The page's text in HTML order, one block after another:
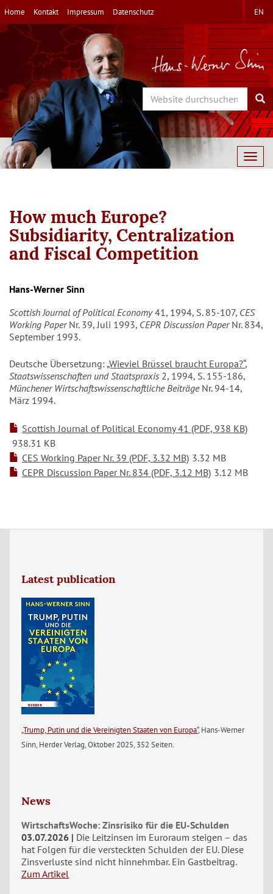
Direkt
zum
Inhalt
Home Kontakt Impressum Datenschutz EN
Search
How much Europe?
Subsidiarity, Centralization
and Fiscal Competition
Hans-Werner Sinn
Scottish Journal of Political Economy41, 1994, S. 85-107, CES
Working Paper Nr. 39, Juli 1993, CEPR Discussion PaperNr. 834,
September 1993.
Deutsche Übersetzung:„Wieviel Brüssel braucht Europa?“,
Staatswissenschaften und Staatspraxis 2, 1994, S. 155-186,
Münchener Wirtschaftswissenschaftliche BeiträgeNr. 94-14,
März 1994.
Scottish Journal of Political Economy 41 (PDF, 938 KB)
938.31 KB
CES Working Paper Nr. 39 (PDF, 3.32 MB) 3.32 MB
CEPR Discussion Paper Nr. 834 (PDF, 3.12 MB) 3.12 MB
Latest publication
„Trump, Putin und die Vereinigten Staaten von Europa“, Hans-Werner
Sinn, Herder Verlag, Oktober 2025, 352 Seiten.
News
WirtschaftsWoche: Zinsrisiko für die EU-Schulden
03.07.2026
Die Leitzinsen im Euroraum steigen – das
hat Folgen für die versteckten Schulden der EU. Diese
Zinsverluste sind nicht hinnehmbar. Ein Gastbeitrag.
Zum Artikel